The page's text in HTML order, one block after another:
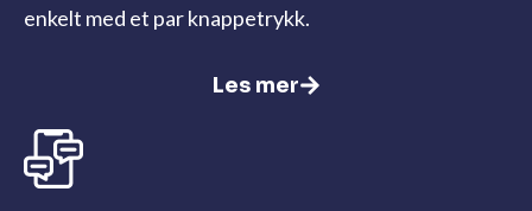
enkelt med et par knappetrykk.
Les mer